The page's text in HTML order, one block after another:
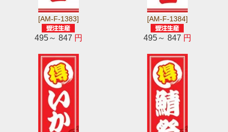
[AM-F-1383]
495～ 847 円
[AM-F-1384]
495～ 847 円